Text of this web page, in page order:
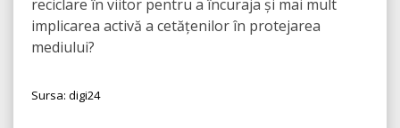
reciclare în viitor pentru a încuraja și mai mult
implicarea activă a cetățenilor în protejarea
mediului?
Sursa: digi24